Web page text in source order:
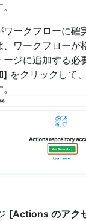
ークフローに確
、ワークフローが
ージに追加する必
] をクリックして
[Actions のアク